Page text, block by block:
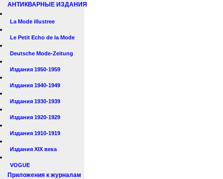
АНТИКВАРНЫЕ ИЗДАНИЯ
La Mode illustree
Le Petit Echo de la Mode
Deutsche Mode-Zeitung
Издания 1950-1959
Издания 1940-1949
Издания 1930-1939
Издания 1920-1929
Издания 1910-1919
Издания XIX века
VOGUE
Приложения к журналам